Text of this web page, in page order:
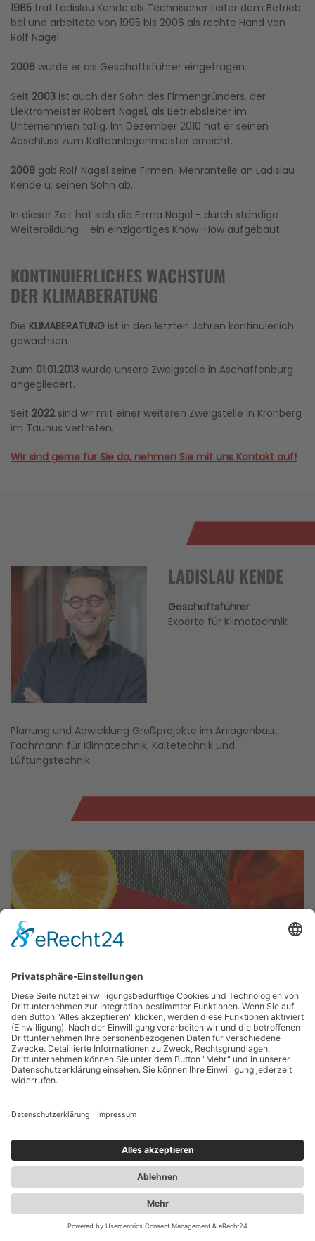
1985 trat Ladislau Kende als Technischer Leiter dem Betrieb
bei und arbeitete von 1995 bis 2006 als rechte Hand von
Rolf Nagel.
2006 wurde er als Geschäftsführer eingetragen.
Seit 2003 ist auch der Sohn des Firmengründers, der
Elektromeister Robert Nagel, als Betriebsleiter im
Unternehmen tätig. Im Dezember 2010 hat er seinen
Abschluss zum Kälteanlagenmeister erreicht.
2008 gab Rolf Nagel seine Firmen-Mehranteile an Ladislau
Kende u. seinen Sohn ab.
In dieser Zeit hat sich die Firma Nagel - durch ständige
Weiterbildung - ein einzigartiges Know-How aufgebaut.
KONTINUIERLICHES WACHSTUM
DER KLIMABERATUNG
Die KLIMABERATUNG ist in den letzten Jahren kontinuierlich
gewachsen.
Zum 01.01.2013 wurde unsere Zweigstelle in Aschaffenburg
angegliedert.
Seit 2022 sind wir mit einer weiteren Zweigstelle in Kronberg
im Taunus vertreten.
Wir sind gerne für Sie da, nehmen Sie mit uns Kontakt auf!
LADISLAU KENDE
Geschäftsführer
Experte für Klimatechnik
Planung und Abwicklung Großprojekte im Anlagenbau.
Fachmann für Klimatechnik, Kältetechnik und
Lüftungstechnik
SELBSTVERSTÄNDLICH AUCH FÜR UNS!
Unser täglicher Antrieb ist: Wir bieten unseren Kunden stets
den besten Service. Pünktlichkeit, Zuverlässigkeit, Ehrlichkeit
sind für uns selbstverständlich. Der
Anspruch der Geschäftsleitung und allen Mitarbeitern ist es,
fachliches Know-how und die